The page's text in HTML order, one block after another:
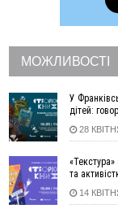
На
нетверезих
08:08
рф масовано
десятки
04 Серпня
19:49
«Коли я
командир з
18:45
Є висока
просять у
18:07
У
МОЖЛИВОСТІ
У
дітей:
28
та
14